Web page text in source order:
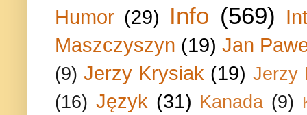
Humor (29) Info (569)
Maszczyszyn (19) Jan
(9) Jerzy Krysiak (19) Jerzy
(16) Język (31) Kanada (9)